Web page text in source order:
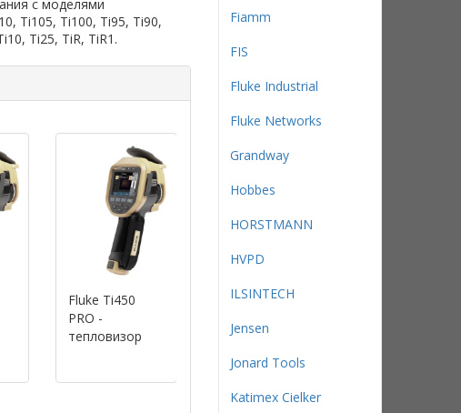
с моделями
Ti105, Ti100, Ti95, Ti90,
Ti25, TiR, TiR1.
Fluke Ti450
PRО -
тепловизор
Fluke Ti400
тепловизор
Fiamm
FIS
Fluke Industrial
Fluke Networks
Grandway
Hobbes
HORSTMANN
HVPD
ILSINTECH
Jensen
Jonard Tools
Katimex Cielker